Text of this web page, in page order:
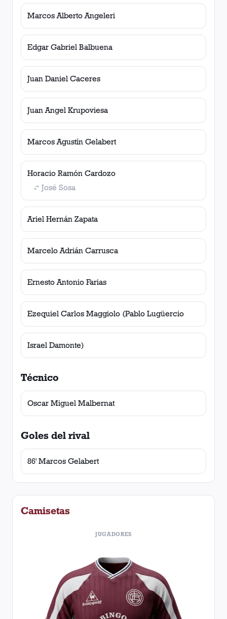
Marcos Alberto Angeleri
Edgar Gabriel Balbuena
Juan Daniel Caceres
Juan Angel Krupoviesa
Marcos Agustín Gelabert
Horacio Ramón Cardozo
José Sosa
Ariel Hernán Zapata
Marcelo Adrián Carrusca
Ernesto Antonio Farias
Ezequiel Carlos Maggiolo (Pablo Lugüercio
Israel Damonte)
Técnico
Oscar Miguel Malbernat
Goles del rival
86' Marcos Gelabert
Camisetas
JUGADORES